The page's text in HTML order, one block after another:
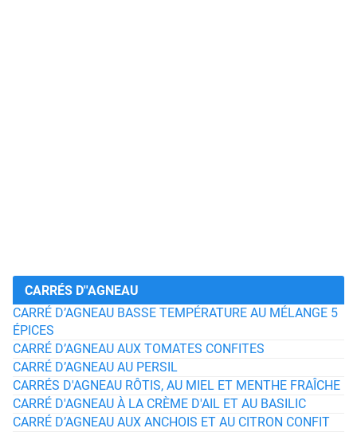
CARRÉS D''AGNEAU
CARRÉ D’AGNEAU BASSE TEMPÉRATURE AU MÉLANGE 5
ÉPICES
CARRÉ D’AGNEAU AUX TOMATES CONFITES
CARRÉ D’AGNEAU AU PERSIL
CARRÉS D'AGNEAU RÔTIS, AU MIEL ET MENTHE FRAÎCHE
CARRÉ D'AGNEAU À LA CRÈME D'AIL ET AU BASILIC
CARRÉ D’AGNEAU AUX ANCHOIS ET AU CITRON CONFIT